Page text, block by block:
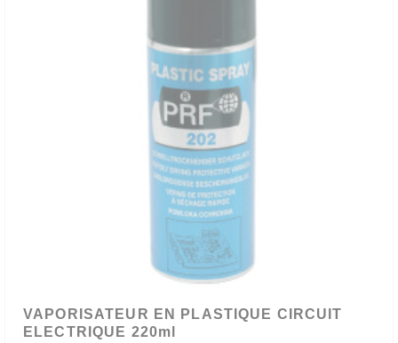
VAPORISATEUR EN PLASTIQUE CIRCUIT
ELECTRIQUE 220ml